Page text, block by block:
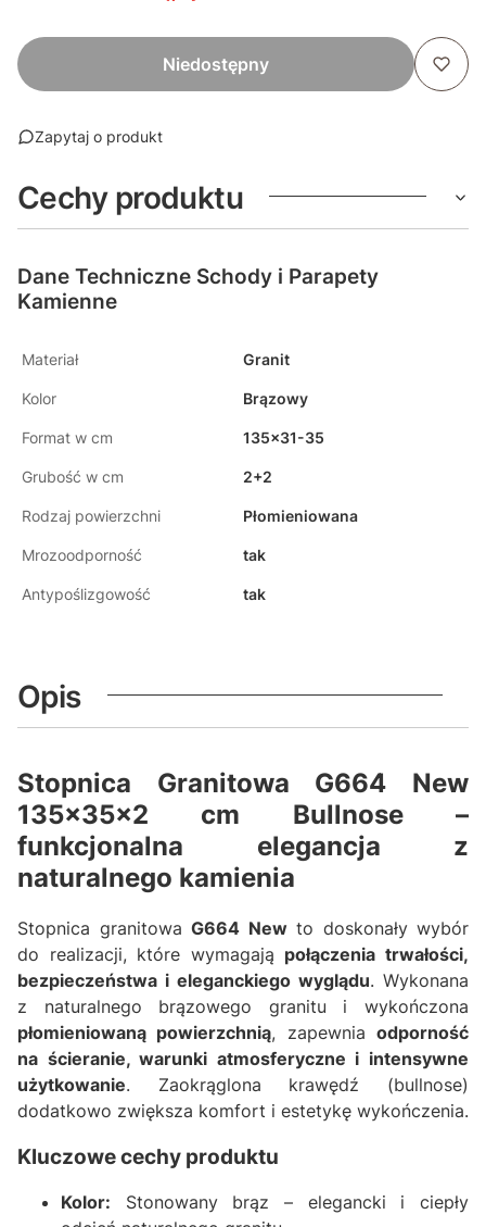
Niedostępny
Zapytaj o produkt
Cechy produktu
Dane Techniczne Schody i Parapety
Kamienne
Materiał Granit
Kolor Brązowy
Format w cm 135x31-35
Grubość w cm 2+2
Rodzaj powierzchni Płomieniowana
Mrozoodporność tak
Antypoślizgowość tak
Opis
Stopnica Granitowa G664 New
135x35x2 cm Bullnose –
funkcjonalna elegancja z
naturalnego kamienia
Stopnica granitowa G664 Newto doskonały wybór
do realizacji, które wymagają połączenia trwałości,
bezpieczeństwa i eleganckiego wyglądu. Wykonana
z naturalnego brązowego granitu i wykończona
płomieniowaną powierzchnią, zapewniaodporność
na ścieranie, warunki atmosferyczne i intensywne
użytkowanie. Zaokrąglona krawędź (bullnose)
dodatkowo zwiększa komfort i estetykę wykończenia.
Kluczowe cechy produktu
Kolor: Stonowany brąz – elegancki i ciepły